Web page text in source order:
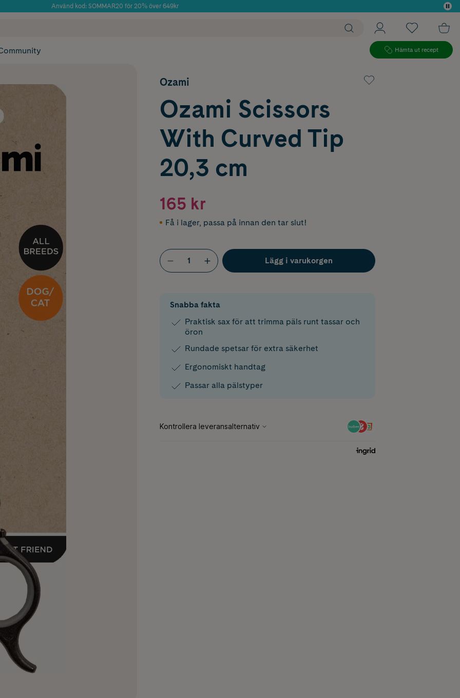
Använd kod: SOMMAR20 för 20% över 649kr
Hämta ut recept
Ozami
Ozami Scissors
With Curved Tip
20,3 cm
165 kr
Få i lager, passa på innan den tar slut!
Lägg i varukorgen
Snabba fakta
Praktisk sax för att trimma päls runt tassar och
öron
Rundade spetsar för extra säkerhet
Ergonomiskt handtag
Passar alla pälstyper